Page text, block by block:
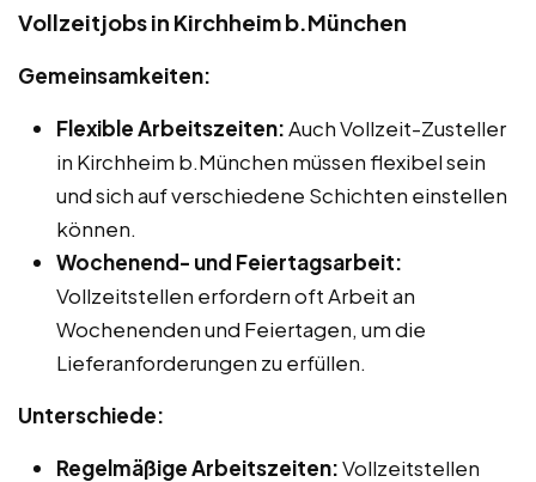
Vollzeitjobs in Kirchheim b.München
Gemeinsamkeiten:
Flexible Arbeitszeiten:Auch Vollzeit-Zusteller
in Kirchheim b.München müssen flexibel sein
und sich auf verschiedene Schichten einstellen
können.
Wochenend- und Feiertagsarbeit:
Vollzeitstellen erfordern oft Arbeit an
Wochenenden und Feiertagen, um die
Lieferanforderungen zu erfüllen.
Unterschiede:
Regelmäßige Arbeitszeiten:Vollzeitstellen